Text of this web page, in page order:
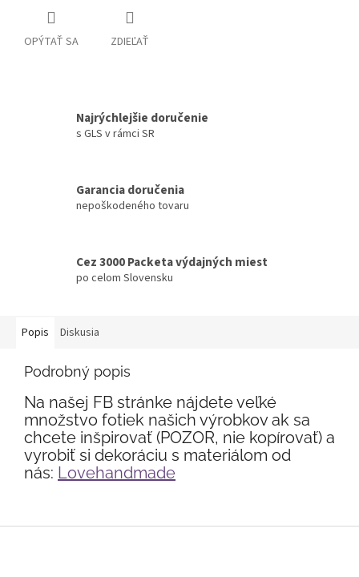
OPÝTAŤ SA ZDIEĽAŤ
Najrýchlejšie doručenie
s GLS v rámci SR
Garancia doručenia
nepoškodeného tovaru
Cez 3000 Packeta výdajných miest
po celom Slovensku
Popis Diskusia
Podrobný popis
Na našej FB stránke nájdete veľké
množstvo fotiek našich výrobkov ak sa
chcete inšpirovať (POZOR, nie kopírovať) a
vyrobiť si dekoráciu s materiálom od
nás: Lovehandmade